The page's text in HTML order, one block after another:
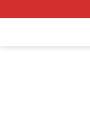
to